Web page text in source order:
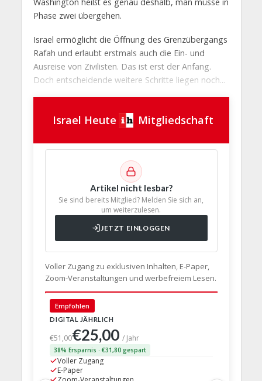
Phase zwei übergehen.
Israel ermöglicht die Öffnung des Grenzübergangs
Rafah und erlaubt erstmals auch die Ein- und
Ausreise von Zivilisten. Das ist erst der Anfang.
Doch entscheidende weitere Schritte liegen noch...
Israel Heute Mitgliedschaft
Artikel nicht lesbar?
Sie sind bereits Mitglied? Melden Sie sich an,
um weiterzulesen.
JETZT EINLOGGEN
Voller Zugang zu exklusiven Inhalten, E-Paper,
Zoom-Veranstaltungen und werbefreiem Lesen.
Empfohlen
DIGITAL JÄHRLICH
€51,00€25,00/ Jahr
38% Ersparnis · €31,80 gespart
Voller Zugang
E-Paper